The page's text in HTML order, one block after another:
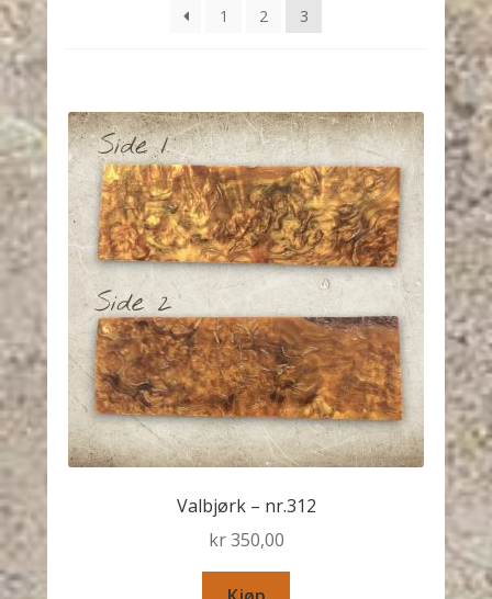
1 2 3
Valbjørk – nr.312
kr350,00